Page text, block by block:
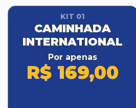
KIT 01
CAMINHADA
INTERNATIONAL
Por apenas
R$ 169,00